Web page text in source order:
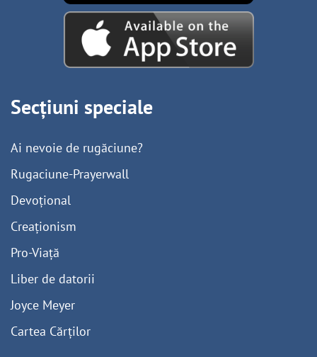
Secțiuni speciale
Ai nevoie de rugăciune?
Rugaciune-Prayerwall
Devoțional
Creaționism
Pro-Viață
Liber de datorii
Joyce Meyer
Cartea Cărților